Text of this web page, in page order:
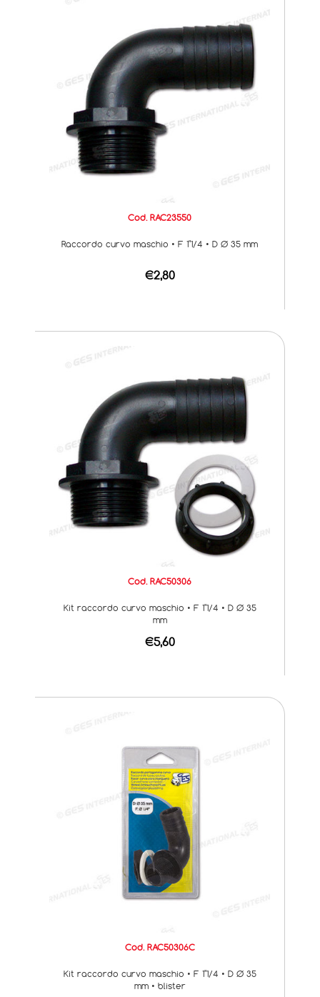
Cod. RAC23550
Raccordo curvo maschio • F 1"1/4 • D Ø 35 mm
€2,80
Cod. RAC50306
Kit raccordo curvo maschio • F 1"1/4 • D Ø 35
mm
€5,60
Cod. RAC50306C
Kit raccordo curvo maschio • F 1"1/4 • D Ø 35
mm • blister